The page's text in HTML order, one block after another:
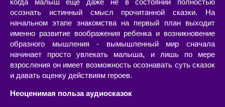
когда малыш ещё даже не в состоянии полностью
осознать истинный смысл прочитанной сказки. На
начальном этапе знакомства на первый план выходит
именно развитие воображения ребенка и возникновение
образного мышления - вымышленный мир сначала
начинает просто увлекать малыша, и лишь по мере
взросления он имеет возможность осознавать суть сказок
и давать оценку действиям героев.
Неоценимая польза аудиосказок